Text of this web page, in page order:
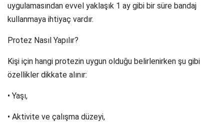
uygulamasından evvel yaklaşık 1 ay gibi bir süre bandaj
kullanmaya ihtiyaç vardır.
Protez Nasıl Yapılır?
Kişi için hangi protezin uygun olduğu belirlenirken şu gibi
özellikler dikkate alınır:
• Yaşı,
• Aktivite ve çalışma düzeyi,